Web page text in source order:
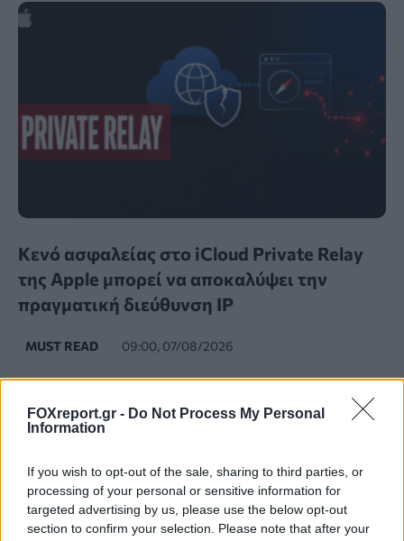
FOXreport.gr - Do Not Process My Personal
Information
If you wish to opt-out of the sale, sharing to third parties, or
processing of your personal or sensitive information for
targeted advertising by us, please use the below opt-out
section to confirm your selection. Please note that after your
Κενό ασφαλείας στο iCloud Private Relay
της Apple μπορεί να αποκαλύψει την
πραγματική διεύθυνση IP
MUST READ 09:00, 07/08/2026